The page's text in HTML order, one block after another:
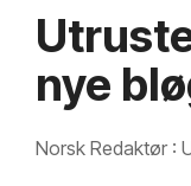
nye
Norsk Redaktør :